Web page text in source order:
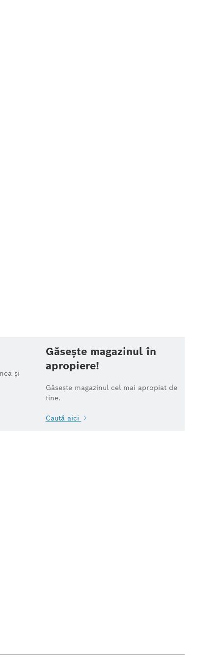
și
Găsește magazinul în
apropiere!
Găsește magazinul cel mai apropiat de
tine.
Caută aici